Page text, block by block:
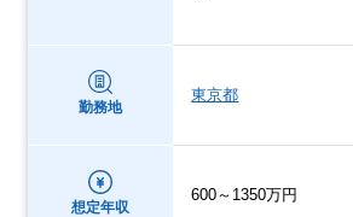
勤務地
東京都
想定年収
600～1350万円